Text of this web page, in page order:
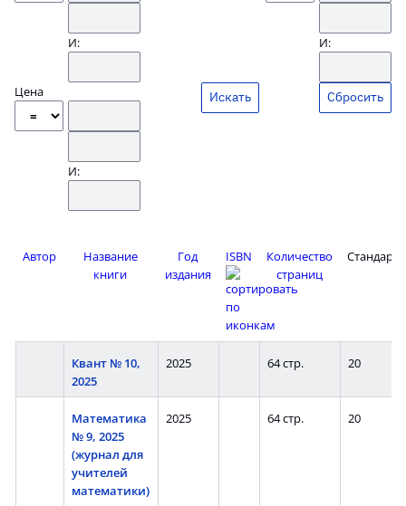
И: И:
Цена
И:
Сбросить
Автор
Название
книги
Год
издания
ISBN
Количество
страниц
Стандарт
Квант № 10,
2025
2025 64 стр. 20
Математика
№ 9, 2025
(журнал для
учителей
математики)
2025 64 стр. 20